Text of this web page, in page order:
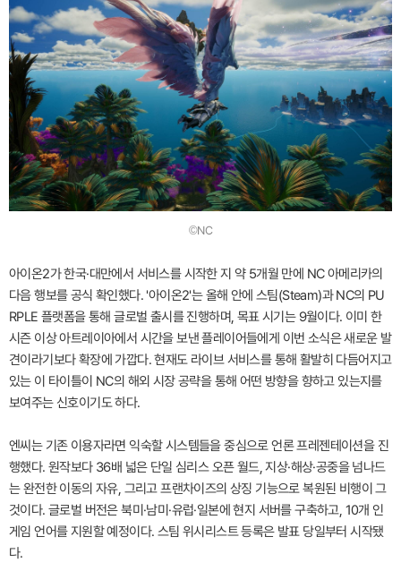
©NC
아이온2가 한국·대만에서 서비스를 시작한 지 약 5개월 만에 NC 아메리카의
다음 행보를 공식 확인했다. '아이온2'는 올해 안에 스팀(Steam)과 NC의 PU
RPLE 플랫폼을 통해 글로벌 출시를 진행하며, 목표 시기는 9월이다. 이미 한
시즌 이상 아트레이아에서 시간을 보낸 플레이어들에게 이번 소식은 새로운 발
견이라기보다 확장에 가깝다. 현재도 라이브 서비스를 통해 활발히 다듬어지고
있는 이 타이틀이 NC의 해외 시장 공략을 통해 어떤 방향을 향하고 있는지를
보여주는 신호이기도 하다.
엔씨는 기존 이용자라면 익숙할 시스템들을 중심으로 언론 프레젠테이션을 진
행했다. 원작보다 36배 넓은 단일 심리스 오픈 월드, 지상·해상·공중을 넘나드
는 완전한 이동의 자유, 그리고 프랜차이즈의 상징 기능으로 복원된 비행이 그
것이다. 글로벌 버전은 북미·남미·유럽·일본에 현지 서버를 구축하고, 10개 인
게임 언어를 지원할 예정이다. 스팀 위시리스트 등록은 발표 당일부터 시작됐
다.